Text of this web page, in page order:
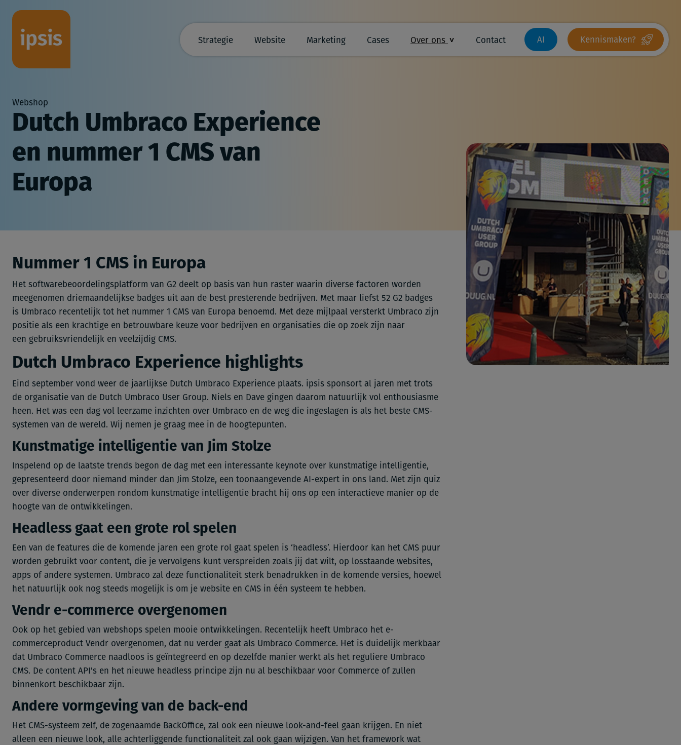
Strategie Website Marketing Cases Over ons Contact AI Kennismaken?
Webshop
Dutch Umbraco Experience
en nummer 1 CMS van
Europa
Nummer 1 CMS in Europa
Het softwarebeoordelingsplatform van G2 deelt op basis van hun raster waarin diverse factoren worden
meegenomen driemaandelijkse badges uit aan de best presterende bedrijven. Met maar liefst 52 G2 badges
is Umbraco recentelijk tot het nummer 1 CMS van Europa benoemd. Met deze mijlpaal versterkt Umbraco zijn
positie als een krachtige en betrouwbare keuze voor bedrijven en organisaties die op zoek zijn naar
een gebruiksvriendelijk en veelzijdig CMS.
Dutch Umbraco Experience highlights
Eind september vond weer de jaarlijkse Dutch Umbraco Experience plaats. ipsis sponsort al jaren met trots
de organisatie van de Dutch Umbraco User Group. Niels en Dave gingen daarom natuurlijk vol enthousiasme
heen. Het was een dag vol leerzame inzichten over Umbraco en de weg die ingeslagen is als het beste CMS-
systemen van de wereld. Wij nemen je graag mee in de hoogtepunten.
Kunstmatige intelligentie van Jim Stolze
Inspelend op de laatste trends begon de dag met een interessante keynote over kunstmatige intelligentie,
gepresenteerd door niemand minder dan Jim Stolze, een toonaangevende AI-expert in ons land. Met zijn quiz
over diverse onderwerpen rondom kunstmatige intelligentie bracht hij ons op een interactieve manier op de
hoogte van de ontwikkelingen.
Headless gaat een grote rol spelen
Een van de features die de komende jaren een grote rol gaat spelen is ‘headless’. Hierdoor kan het CMS puur
worden gebruikt voor content, die je vervolgens kunt verspreiden zoals jij dat wilt, op losstaande websites,
apps of andere systemen. Umbraco zal deze functionaliteit sterk benadrukken in de komende versies, hoewel
het natuurlijk ook nog steeds mogelijk is om je website en CMS in één systeem te hebben.
Vendr e-commerce overgenomen
Ook op het gebied van webshops spelen mooie ontwikkelingen. Recentelijk heeft Umbraco het e-
commerceproduct Vendr overgenomen, dat nu verder gaat als Umbraco Commerce. Het is duidelijk merkbaar
dat Umbraco Commerce naadloos is geïntegreerd en op dezelfde manier werkt als het reguliere Umbraco
CMS. De content API's en het nieuwe headless principe zijn nu al beschikbaar voor Commerce of zullen
binnenkort beschikbaar zijn.
Andere vormgeving van de back-end
Het CMS-systeem zelf, de zogenaamde BackOffice, zal ook een nieuwe look-and-feel gaan krijgen. En niet
alleen een nieuwe look, alle achterliggende functionaliteit zal ook gaan wijzigen. Van het framework wat